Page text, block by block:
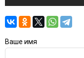
Ваше имя